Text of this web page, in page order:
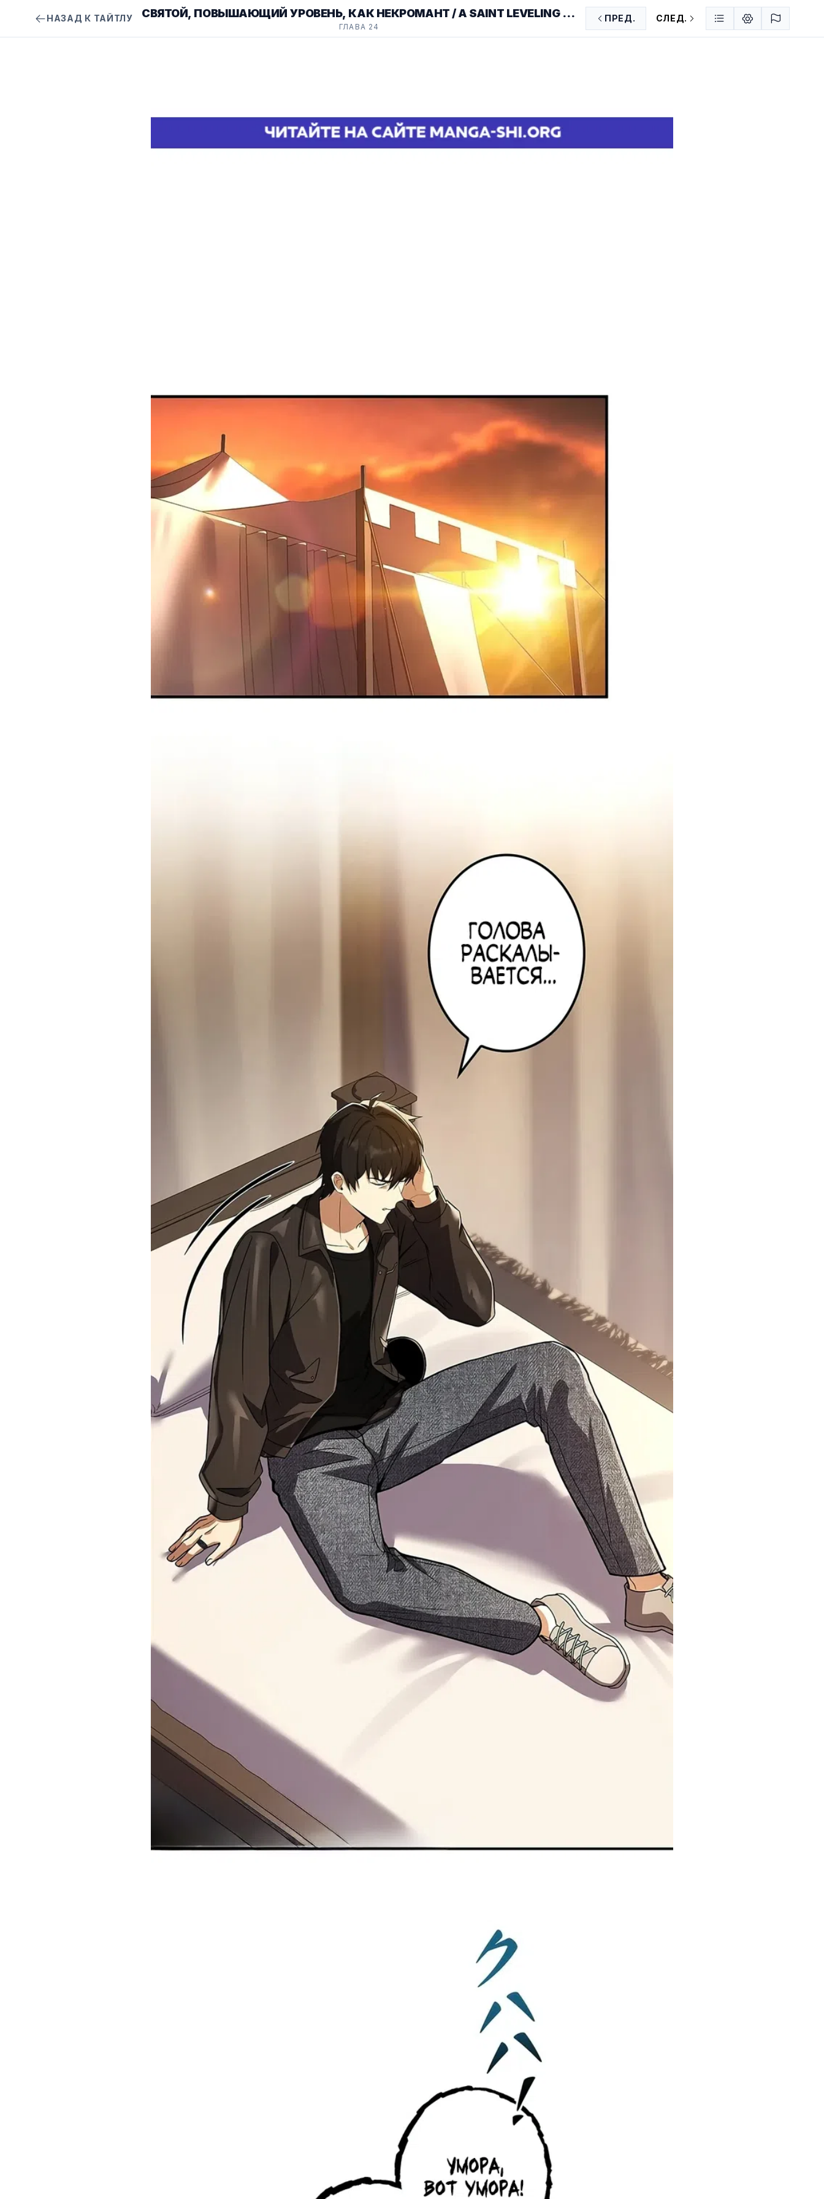
НАЗАД К ТАЙТЛУ
СВЯТОЙ, ПОВЫШАЮЩИЙ УРОВЕНЬ, КАК НЕКРОМАНТ / A SAINT LEVELING UP
AS A NECROMANCER
ГЛАВА 24
ПРЕД. СЛЕД.